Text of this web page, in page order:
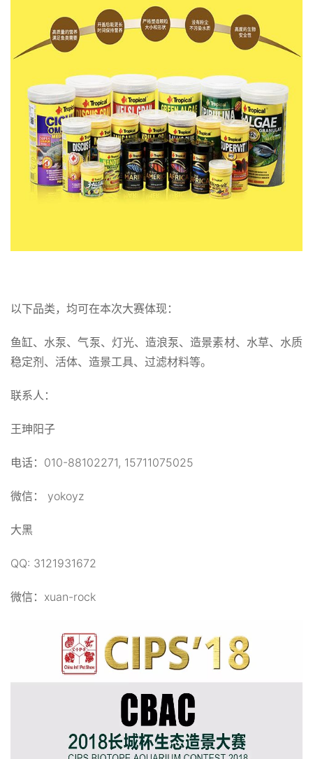
以下品类，均可在本次大赛体现：
鱼缸、水泵、气泵、灯光、造浪泵、造景素材、水草、水质
稳定剂、活体、造景工具、过滤材料等。
联系人：
王珅阳子
电话：010-88102271, 15711075025
微信： yokoyz
大黑
QQ: 3121931672
微信：xuan-rock